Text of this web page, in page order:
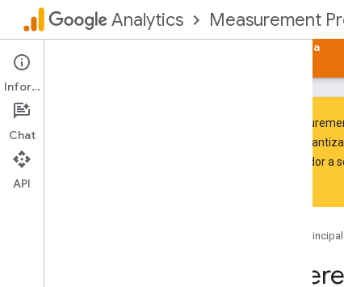
Analytics Measurement
Ayuda
Empezar
Introducción a Google Analytics 4
El
para
de servidor a
Página principal
Información
Chat
API